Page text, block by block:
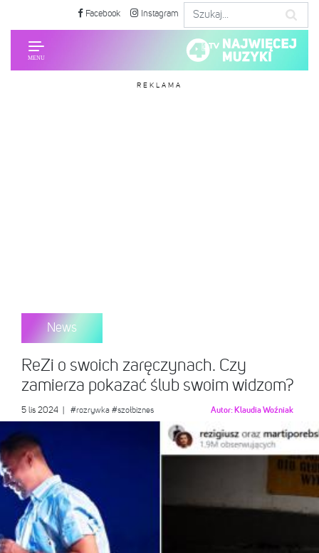
Facebook Instagram
REKLAMA
News
ReZi o swoich zaręczynach. Czy
zamierza pokazać ślub swoim widzom?
5 lis 2024 #rozrywka #szołbiznes Autor: Klaudia Woźniak